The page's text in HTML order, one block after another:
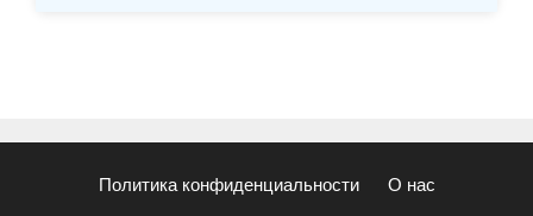
Политика конфиденциальности О нас